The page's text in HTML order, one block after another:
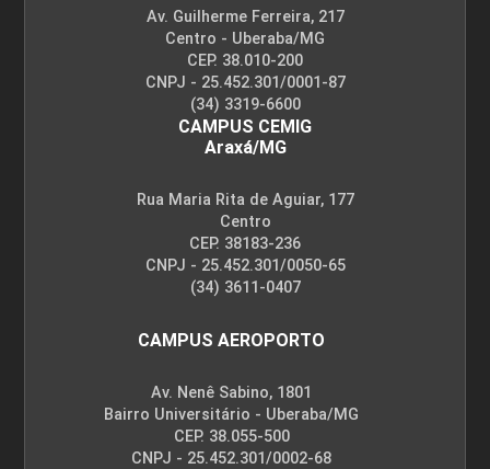
Av. Guilherme Ferreira, 217
Centro - Uberaba/MG
CEP. 38.010-200
CNPJ - 25.452.301/0001-87
(34) 3319-6600
CAMPUS CEMIG
Araxá/MG
Rua Maria Rita de Aguiar, 177
Centro
CEP. 38183-236
CNPJ - 25.452.301/0050-65
(34) 3611-0407
CAMPUS AEROPORTO
Av. Nenê Sabino, 1801
Bairro Universitário - Uberaba/MG
CEP. 38.055-500
CNPJ - 25.452.301/0002-68